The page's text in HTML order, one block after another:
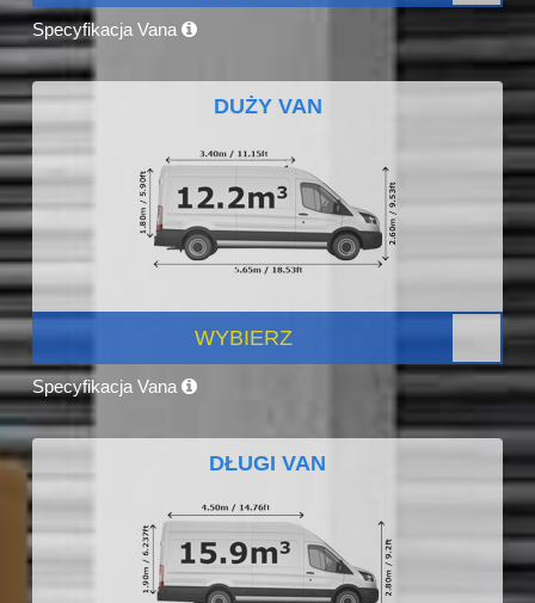
Specyfikacja Vana
DUŻY VAN
WYBIERZ
Specyfikacja Vana
DŁUGI VAN